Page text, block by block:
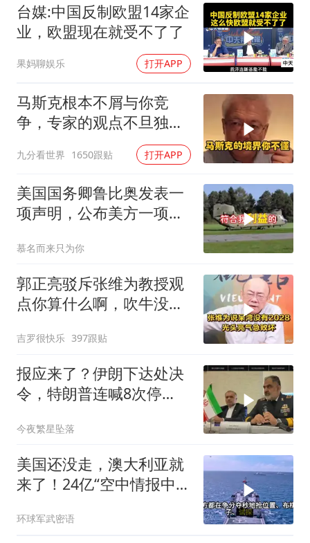
台媒:中国反制欧盟14家企
业，欧盟现在就受不了了
果妈聊娱乐 打开APP
马斯克根本不屑与你竞
争，专家的观点不旦独到
九分看世界 1650跟贴 打开APP
美国国务卿鲁比奥发表一
项声明，公布美方一项重
慕名而来只为你
郭正亮驳斥张维为教授观
点你算什么啊，吹牛没
吉罗很快乐 397跟贴
报应来了？伊朗下达处决
令，特朗普连喊8次停
今夜繁星坠落
美国还没走，澳大利亚就
来了！24亿“空中情报中
环球军武密语